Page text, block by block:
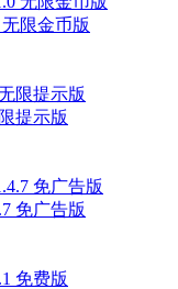
限金币版
提示版
免广告版